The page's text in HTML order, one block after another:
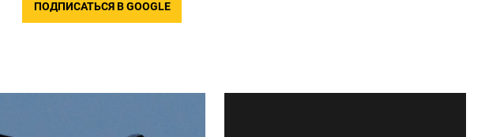
ПОДПИСАТЬСЯ В GOOGLE